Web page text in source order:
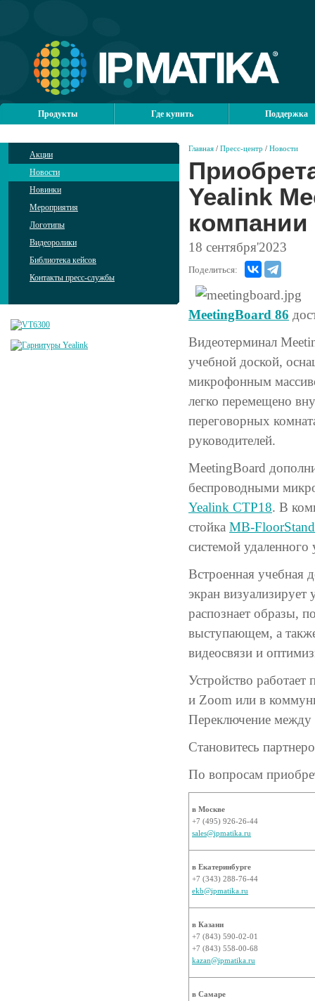
Продукты Где купить Поддержка
Акции
Новости
Новинки
Мероприятия
Логотипы
Видеоролики
Библиотека кейсов
Контакты пресс-службы
Главная / Пресс-центр / Новости
Yealink
18 сентября'2023
Поделиться:
MeetingBoard 86
Видеотерминал
учебной доской,
микрофонным
легко перемещено
переговорных
руководителей.
MeetingBoard
беспроводными
Yealink CTP18. В
стойка MB-
системой
Встроенная учебная
экран
распознает образы,
выступающем, а
видеосвязи и
Устройство
и Zoom или в
Переключение между
Становитесь
По вопросам
в Москве
+7 (495) 926-26-44
sales@ipmatika.ru
в Екатеринбурге
+7 (343) 288-76-44
ekb@ipmatika.ru
в Казани
+7 (843) 590-02-01
+7 (843) 558-00-68
kazan@ipmatika.ru
в Самаре